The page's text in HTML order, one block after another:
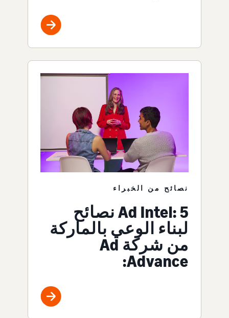
نصائح من الخبراء
Ad Intel: 5 نصائح
لبناء الوعي بالماركة
من شركة Ad
Advance: